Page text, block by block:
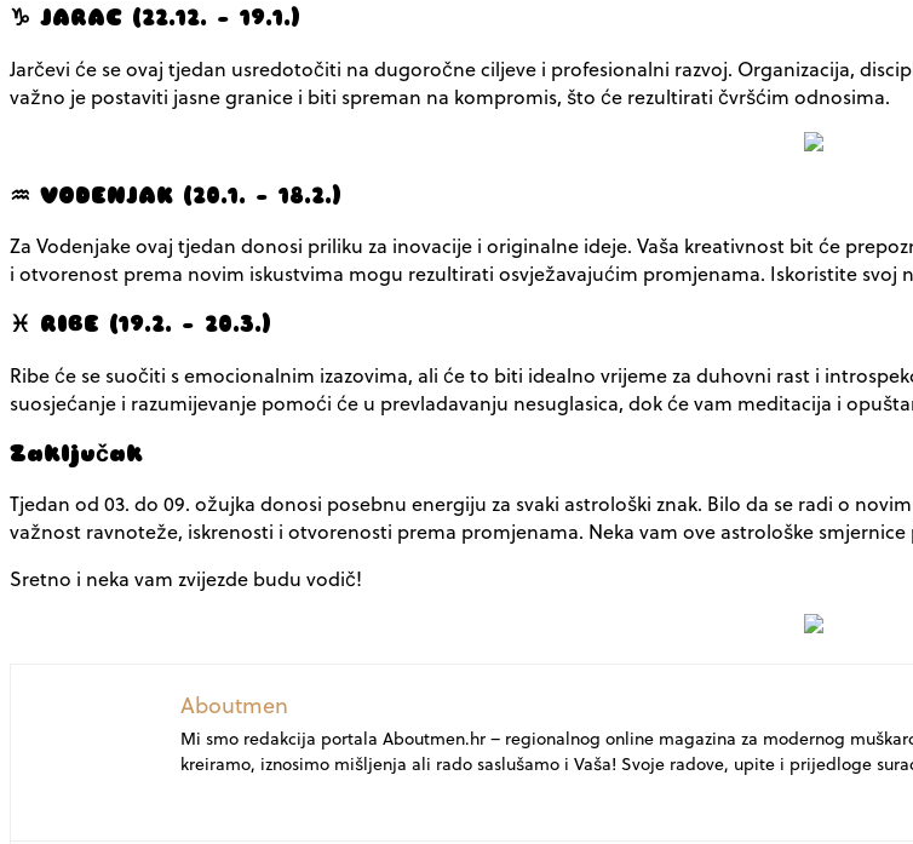
♑ JARAC (22.12. – 19.1.)
Jarčevi će se ovaj tjedan usredotočiti na dugoročne ciljeve i profesionalni razvoj. Organizacija,
važno je postaviti jasne granice i biti spreman na kompromis, što će rezultirati čvršćim odnosima.
♒ VODENJAK (20.1. – 18.2.)
Za Vodenjake ovaj tjedan donosi priliku za inovacije i originalne ideje. Vaša kreativnost bit će
i otvorenost prema novim iskustvima mogu rezultirati osvježavajućim promjenama. Iskoristite
♓ RIBE (19.2. – 20.3.)
Ribe će se suočiti s emocionalnim izazovima, ali će to biti idealno vrijeme za duhovni rast i
suosjećanje i razumijevanje pomoći će u prevladavanju nesuglasica, dok će vam meditacija i
Zaključak
Tjedan od 03. do 09. ožujka donosi posebnu energiju za svaki astrološki znak. Bilo da se radi o
važnost ravnoteže, iskrenosti i otvorenosti prema promjenama. Neka vam ove astrološke
Sretno i neka vam zvijezde budu vodič!
Aboutmen
Mi smo redakcija portala Aboutmen.hr – regionalnog online magazina za modernog
kreiramo, iznosimo mišljenja ali rado saslušamo i Vaša! Svoje radove, upite i prijedloge